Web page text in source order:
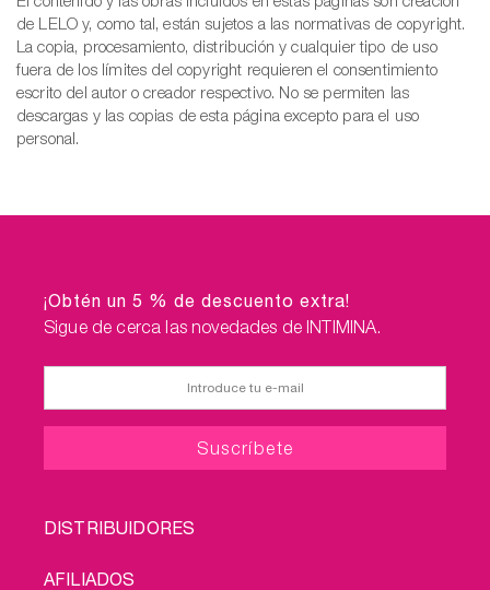
de LELO y, como tal, están sujetos a las normativas de copyright.
La copia, procesamiento, distribución y cualquier tipo de uso
fuera de los límites del copyright requieren el consentimiento
escrito del autor o creador respectivo. No se permiten las
descargas y las copias de esta página excepto para el uso
personal.
¡Obtén un 5 % de descuento extra!
Sigue de cerca las novedades de INTIMINA.
FOOTER
DISTRIBUIDORES
AFILIADOS